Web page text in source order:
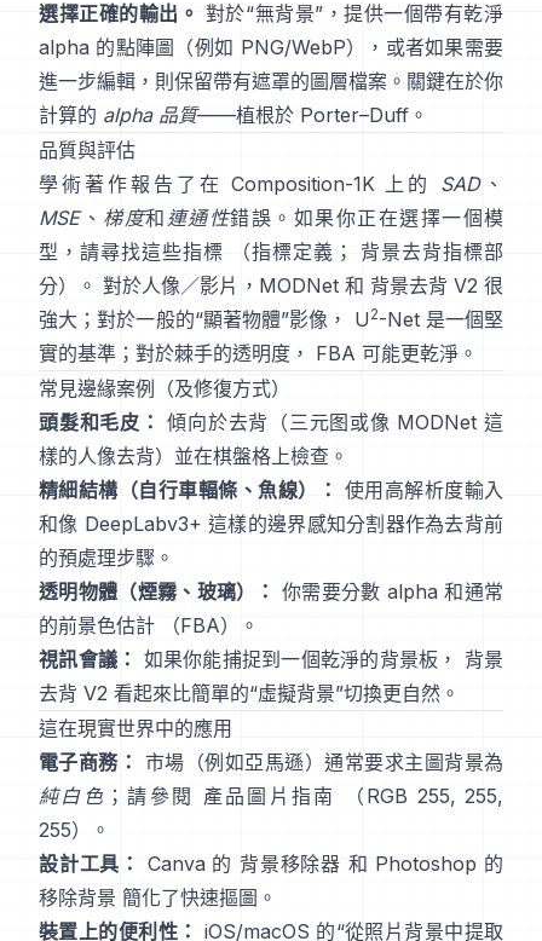
選擇正確的輸出。 對於“無背景”，提供一個帶有乾淨
alpha 的點陣圖（例如 PNG/WebP），或者如果需要
進一步編輯，則保留帶有遮罩的圖層檔案。關鍵在於你
計算的 alpha 品質——植根於 Porter–Duff 。
品質與評估
學術著作報告了在Composition-1K 上的 SAD、
MSE、 梯度和 連通性錯誤。如果你正在選擇一個模
型，請尋找這些指標
（指標定義 ；
背景去背指標部
分）。 對於人像／影片， MODNet和 背景去背 V2 很
強大；對於一般的“顯著物體”影像，
U 2-Net是一個堅
實的基準；對於棘手的透明度， FBA 可能更乾淨。
常見邊緣案例（及修復方式）
頭髮和毛皮： 傾向於去背（三元图或像 MODNet 這
樣的人像去背）並在棋盤格上檢查。
精細結構（自行車輻條、魚線）： 使用高解析度輸入
和像 DeepLabv3+ 這樣的邊界感知分割器作為去背前
的預處理步驟。
透明物體（煙霧、玻璃）： 你需要分數 alpha 和通常
的前景色估計
（FBA）。
視訊會議： 如果你能捕捉到一個乾淨的背景板，
背景
去背 V2 看起來比簡單的“虛擬背景”切換更自然。
這在現實世界中的應用
電子商務： 市場（例如亞馬遜）通常要求主圖背景為
純白色 ；請參閱 產品圖片指南
（RGB 255, 255,
255）。
設計工具：
Canva 的 背景移除器 和 Photoshop 的
移除背景 簡化了快速摳圖。
裝置上的便利性： iOS/macOS 的“從照片背景中提取